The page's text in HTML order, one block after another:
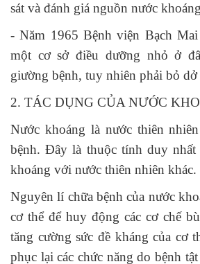
sát và đánh giá nguồn nước
- Năm 1965 Bệnh viện Bạch
một cơ sở điều dưỡng nhỏ ở
giường bệnh, tuy nhiên phải bỏ
2. TÁC DỤNG CỦA NƯỚC
Nước khoáng là nước thiên
bệnh. Đây là thuộc tính duy nhất
khoáng với nước thiên nhiên khác.
Nguyên lí chữa bệnh của nước
cơ thể để huy động các cơ chế
tăng cường sức đề kháng của cơ
phục lại các chức năng do bệnh